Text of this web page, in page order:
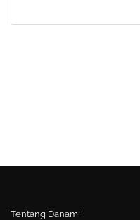
Tentang Danami